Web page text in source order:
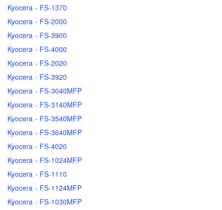
Kyocera - FS-1370
Kyocera - FS-2000
Kyocera - FS-3900
Kyocera - FS-4000
Kyocera - FS-2020
Kyocera - FS-3920
Kyocera - FS-3040MFP
Kyocera - FS-3140MFP
Kyocera - FS-3540MFP
Kyocera - FS-3640MFP
Kyocera - FS-4020
Kyocera - FS-1024MFP
Kyocera - FS-1110
Kyocera - FS-1124MFP
Kyocera - FS-1030MFP